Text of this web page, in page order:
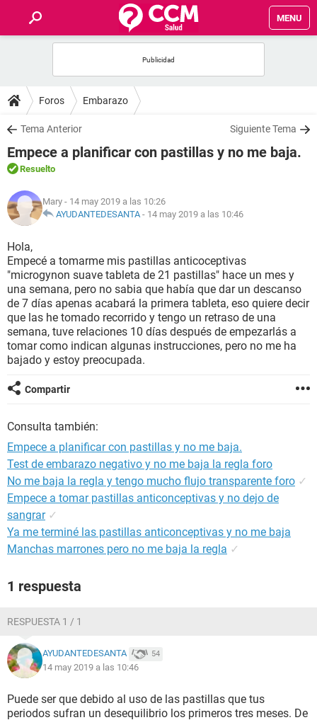
MENU
FOROS
SALUD
FAMILIA
NUTRICIÓN
SEXUALIDAD
GLOSARIO
Foros Embarazo
Tema Anterior Siguiente Tema
Empece a planificar con pastillas y no me baja.
Resuelto
Mary - 14 may 2019 a las 10:26
AYUDANTEDESANTA- 14 may 2019 a las 10:46
Hola,
Empecé a tomarme mis pastillas anticoceptivas
"microgynon suave tableta de 21 pastillas" hace un mes y
una semana, pero no sabia que había que dar un descanso
de 7 días apenas acabará la primera tableta, eso quiere decir
que las he tomado recorrido y tengo un retraso de una
semana, tuve relaciones 10 días después de empezarlás a
tomar como indican algunas instrucciones, pero no me ha
bajado y estoy preocupada.
Compartir
Consulta también:
Empece a planificar con pastillas y no me baja.
Test de embarazo negativo y no me baja la regla foro
No me baja la regla y tengo mucho flujo transparente foro ✓
Empece a tomar pastillas anticonceptivas y no dejo de
sangrar ✓
Ya me terminé las pastillas anticonceptivas y no me baja
Manchas marrones pero no me baja la regla ✓
1 respuesta
RESPUESTA 1 / 1
AYUDANTEDESANTA 54
14 may 2019 a las 10:46
Puede ser que debido al uso de las pastillas que tus
periodos sufran un desequilibrio los primeros tres meses. De